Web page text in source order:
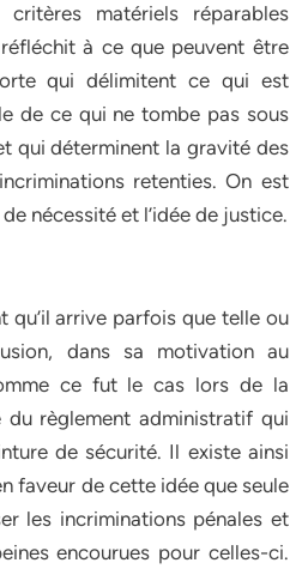
matériels réparables
à ce que peuvent être
qui délimitent ce qui est
de ce qui ne tombe pas sous
qui déterminent la gravité des
retenties. On est
nécessité et l’idée de justice.
qu’il arrive parfois que telle ou
dans sa motivation au
ce fut le cas lors de la
règlement administratif qui
de sécurité. Il existe ainsi
faveur de cette idée que seule
les incriminations pénales et
encourues pour celles-ci.